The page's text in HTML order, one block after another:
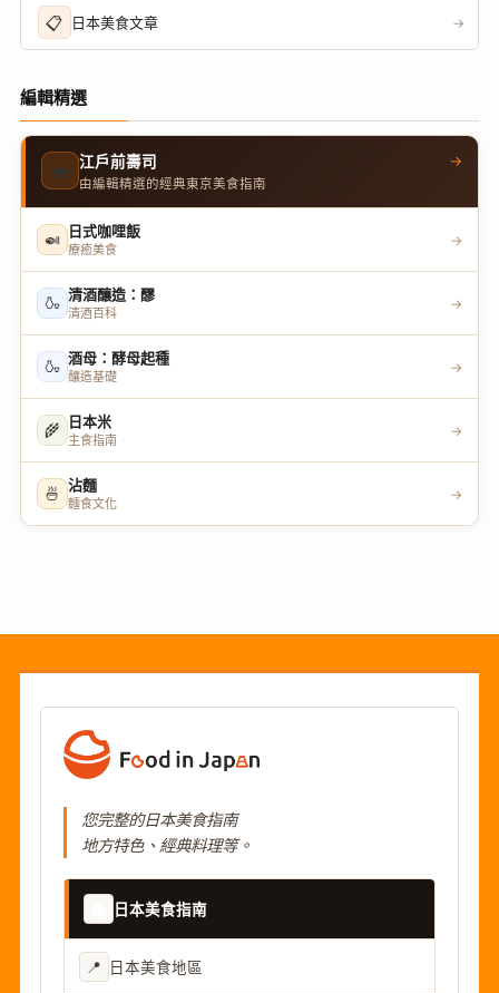
📋 日本美食文章 →
編輯精選
🍣 江戶前壽司
由編輯精選的經典東京美食指南
→
🍛 日式咖哩飯
療癒美食
→
🍶 清酒釀造：醪
清酒百科
→
🍶 酒母：酵母起種
釀造基礎
→
🌾 日本米
主食指南
→
🍜 沾麵
麵食文化
→
您完整的日本美食指南
地方特色、經典料理等。
日本美食指南
📍 日本美食地區